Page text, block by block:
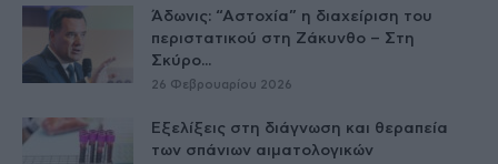
Άδωνις: “Αστοχία” η διαχείριση του
περιστατικού στη Ζάκυνθο – Στη
Σκύρο...
26 Φεβρουαρίου 2026
Εξελίξεις στη διάγνωση και θεραπεία
των σπάνιων αιματολογικών